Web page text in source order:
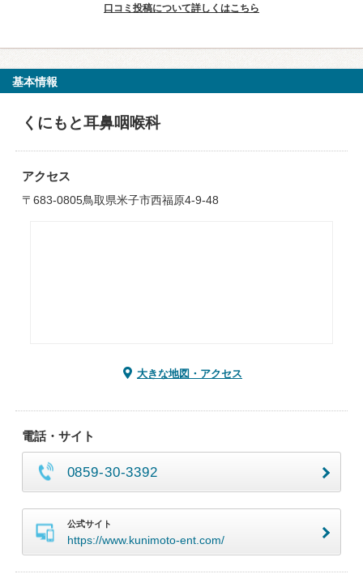
口コミ投稿について詳しくはこちら
基本情報
くにもと耳鼻咽喉科
アクセス
〒683-0805鳥取県米子市西福原4-9-48
大きな地図・アクセス
電話・サイト
0859-30-3392
公式サイト
https://www.kunimoto-ent.com/